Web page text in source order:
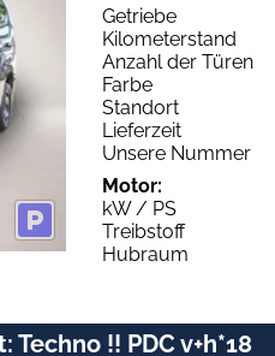
Getriebe
Kilometerstand
Anzahl der Türen
Farbe
Standort
Lieferzeit
Unsere Nummer
Motor:
kW / PS
Treibstoff
Hubraum
Techno !! PDC v+h*18